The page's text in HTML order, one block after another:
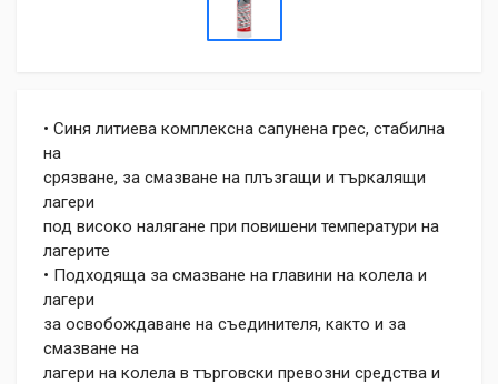
• Синя литиева комплексна сапунена грес, стабилна
на
срязване, за смазване на плъзгащи и търкалящи
лагери
под високо налягане при повишени температури на
лагерите
• Подходяща за смазване на главини на колела и
лагери
за освобождаване на съединителя, както и за
смазване на
лагери на колела в търговски превозни средства и